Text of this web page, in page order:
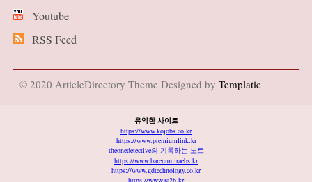
Youtube
RSS Feed
© 2020 ArticleDirectory Theme Designed by Templatic
유익한 사이트
https://www.kojobs.co.kr
https://www.premiumlink.kr
theonedetective의 기록하는 노트
https://www.bareunmiraebs.kr
https://www.gdtechnology.co.kr
https://www.ra2b.kr